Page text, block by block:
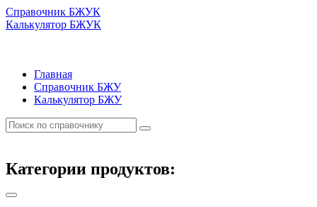
Справочник БЖУК
Калькулятор БЖУК
Главная
Справочник БЖУ
Калькулятор БЖУ
Категории продуктов: